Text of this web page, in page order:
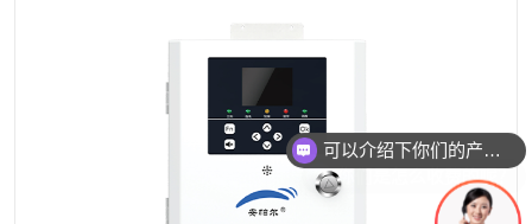
你们是怎么收费的呢？